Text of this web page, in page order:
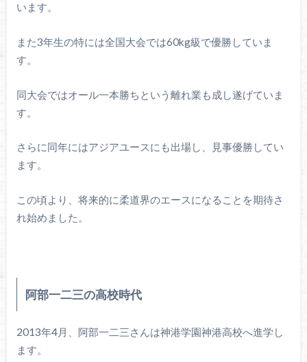
います。
また3年生の特には全国大会では60kg級で優勝していま
す。
同大会ではオール一本勝ちという離れ業も成し遂げていま
す。
さらに同年にはアジアユースにも出場し、見事優勝してい
ます。
この頃より、将来的に柔道界のエースになることを期待さ
れ始めました。
阿部一二三の高校時代
2013年4月、阿部一二三さんは神港学園神港高校へ進学し
ます。